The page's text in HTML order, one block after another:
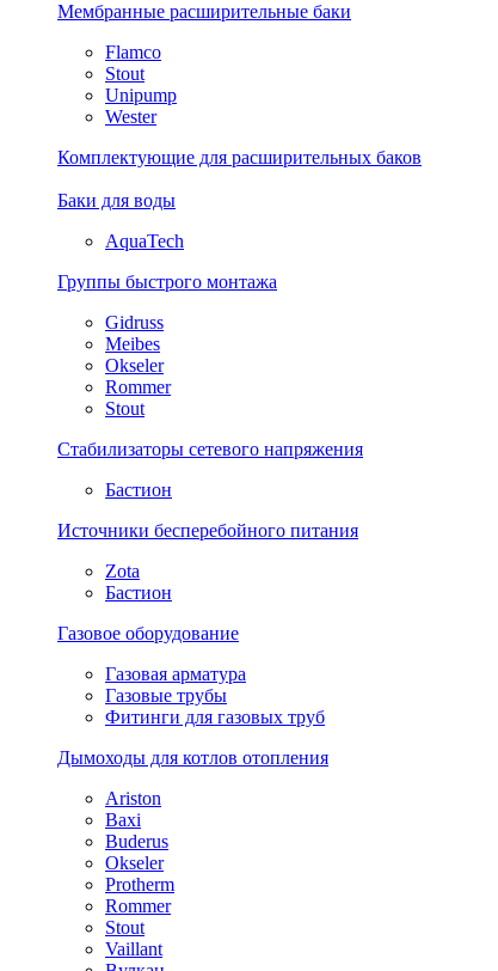
Мембранные расширительные баки
Flamco
Stout
Unipump
Wester
Комплектующие для расширительных баков
Баки для воды
AquaTech
Группы быстрого монтажа
Gidruss
Meibes
Okseler
Rommer
Stout
Стабилизаторы сетевого напряжения
Бастион
Источники бесперебойного питания
Zota
Бастион
Газовое оборудование
Газовая арматура
Газовые трубы
Фитинги для газовых труб
Дымоходы для котлов отопления
Ariston
Baxi
Buderus
Okseler
Protherm
Rommer
Stout
Vaillant